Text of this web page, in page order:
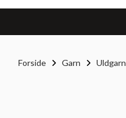
Forside Garn Uldgarn